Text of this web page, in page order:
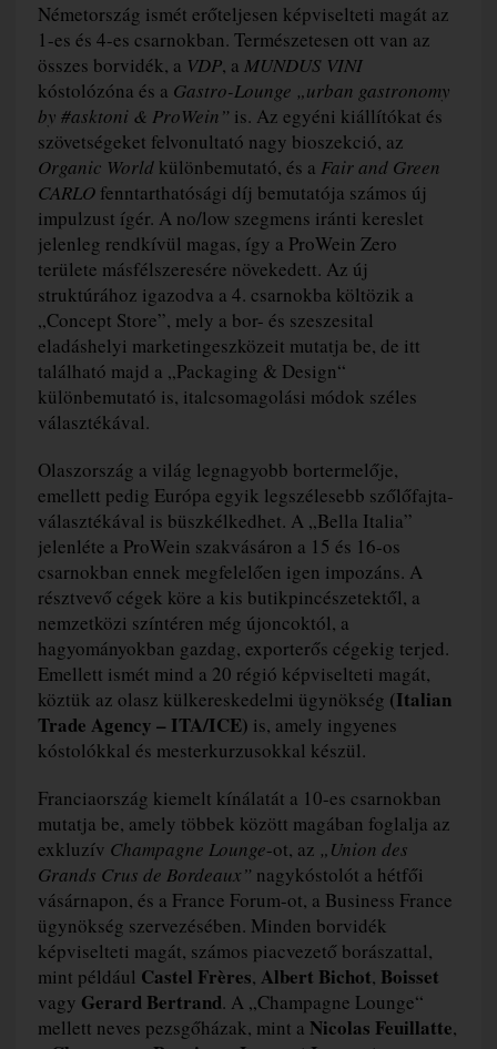
Németország ismét erőteljesen képviselteti magát az
1-es és 4-es csarnokban. Természetesen ott van az
összes borvidék, a VDP, a MUNDUS VINI
kóstolózóna és a Gastro-Lounge „urban gastronomy
by #asktoni & ProWein” is. Az egyéni kiállítókat és
szövetségeket felvonultató nagy bioszekció, az
Organic Worldkülönbemutató, és a Fair and Green
CARLOfenntarthatósági díj bemutatója számos új
impulzust ígér. A no/low szegmens iránti kereslet
jelenleg rendkívül magas, így a ProWein Zero
területe másfélszeresére növekedett. Az új
struktúrához igazodva a 4. csarnokba költözik a
„Concept Store”, mely a bor- és szeszesital
eladáshelyi marketingeszközeit mutatja be, de itt
található majd a „Packaging & Design“
különbemutató is, italcsomagolási módok széles
választékával.
Olaszország a világ legnagyobb bortermelője,
emellett pedig Európa egyik legszélesebb szőlőfajta-
választékával is büszkélkedhet. A „Bella Italia”
jelenléte a ProWein szakvásáron a 15 és 16-os
csarnokban ennek megfelelően igen impozáns. A
résztvevő cégek köre a kis butikpincészetektől, a
nemzetközi színtéren még újoncoktól, a
hagyományokban gazdag, exporterős cégekig terjed.
Emellett ismét mind a 20 régió képviselteti magát,
köztük az olasz külkereskedelmi ügynökség (Italian
Trade Agency – ITA/ICE) is, amely ingyenes
kóstolókkal és mesterkurzusokkal készül.
Franciaország kiemelt kínálatát a 10-es csarnokban
mutatja be, amely többek között magában foglalja az
exkluzív Champagne Lounge-ot, az „Union des
Grands Crus de Bordeaux” nagykóstolót a hétfői
vásárnapon, és a France Forum-ot, a Business France
ügynökség szervezésében. Minden borvidék
képviselteti magát, számos piacvezető borászattal,
mint például Castel Frères, Albert Bichot, Boisset
vagy Gerard Bertrand. A „Champagne Lounge“
mellett neves pezsgőházak, mint a Nicolas Feuillatte,